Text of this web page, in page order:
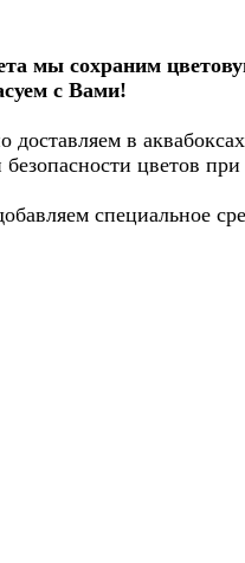
мы сохраним
с Вами!
в
цветов
специальное